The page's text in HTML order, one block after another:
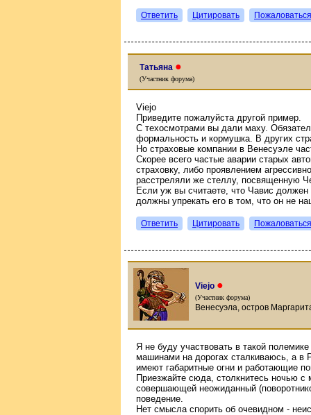
Ответить Цитировать Пожаловаться
Татьяна ●
(Участник форума)
Viejo
Приведите пожалуйста другой пример.
С техосмотрами вы дали маху.
формальность и кормушка. В других
Но страховые компании в Венесуэле
Скорее всего частые аварии старых
страховку, либо проявлением
расстреляли же стеллу, посвященную
Если уж вы считаете, что Чавис должен
должны упрекать его в том, что он не
Ответить Цитировать Пожаловаться
Viejo ●
(Участник форума)
Венесуэла, остров
Я не буду участвовать в такой
машинами на дорогах сталкиваюсь, а в
имеют габаритные огни и работающие
Приезжайте сюда, столкнитесь ночью
совершающей неожиданный
поведение.
Нет смысла спорить об очевидном -